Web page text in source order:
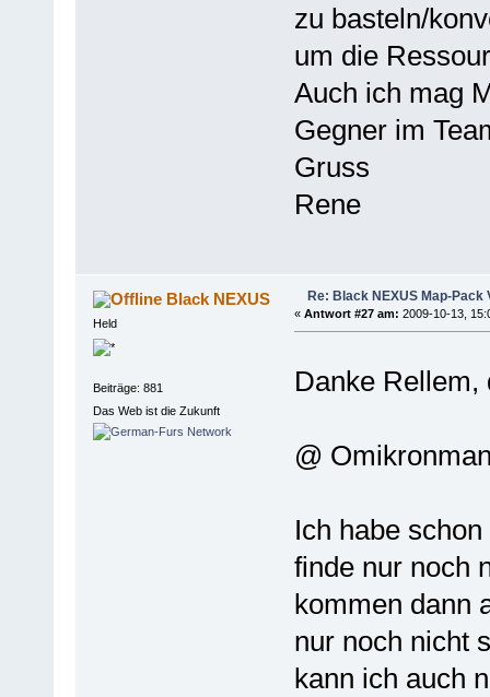
zu basteln/
um die
Auch ich mag
Gegner im
Gruss
Rene
Black NEXUS
Held
Beiträge: 881
Das Web ist die Zukunft
Re: Black NEXUS Map-Pack
« Antwort #27 am: 2009-10-13,
Danke
@
Ich habe
finde nur noch
kommen dann
nur noch nicht
kann ich auch